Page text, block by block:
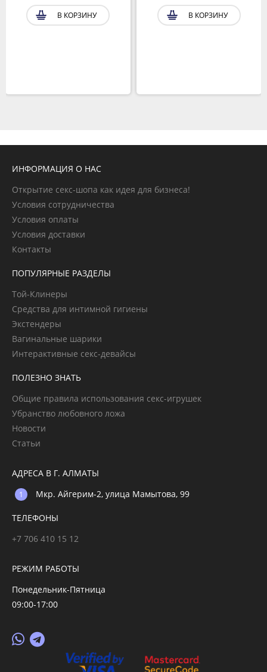
В КОРЗИНУ В КОРЗИНУ
ИНФОРМАЦИЯ О НАС
Открытие секс-шопа как идея для бизнеса!
Условия сотрудничества
Условия оплаты
Условия доставки
Контакты
ПОПУЛЯРНЫЕ РАЗДЕЛЫ
Той-Клинеры
Средства для интимной гигиены
Экстендеры
Вагинальные шарики
Интерактивные секс-девайсы
ПОЛЕЗНО ЗНАТЬ
Общие правила использования секс-игрушек
Убранство любовного ложа
Новости
Статьи
АДРЕСА В Г. АЛМАТЫ
Мкр. Айгерим-2, улица Мамытова, 99
ТЕЛЕФОНЫ
+7 706 410 15 12
РЕЖИМ РАБОТЫ
Понедельник-Пятница
09:00-17:00